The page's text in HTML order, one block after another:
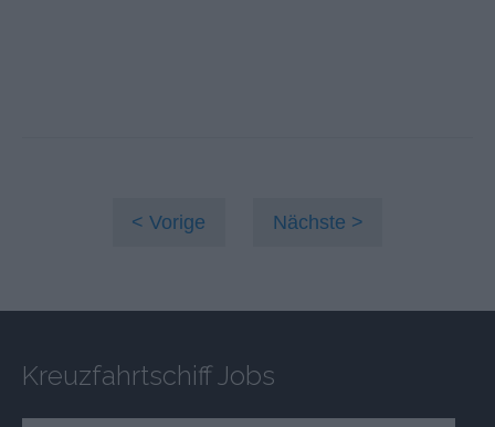
Vorige Nächste
Kreuzfahrtschiff Jobs